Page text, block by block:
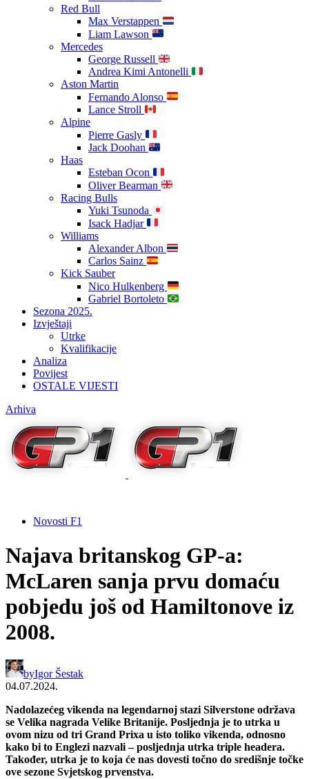
Red Bull
Max Verstappen
Liam Lawson
Mercedes
George Russell
Andrea Kimi Antonelli
Aston Martin
Fernando Alonso
Lance Stroll
Alpine
Pierre Gasly
Jack Doohan
Haas
Esteban Ocon
Oliver Bearman
Racing Bulls
Yuki Tsunoda
Isack Hadjar
Williams
Alexander Albon
Carlos Sainz
Kick Sauber
Nico Hulkenberg
Gabriel Bortoleto
Sezona 2025.
Izvještaji
Utrke
Kvalifikacije
Analiza
Povijest
OSTALE VIJESTI
Arhiva
Novosti F1
Najava britanskog GP-a:
McLaren sanja prvu domaću
pobjedu još od Hamiltonove iz
2008.
byIgor Šestak
04.07.2024.
Nadolazećeg vikenda na legendarnoj stazi Silverstone održava
se Velika nagrada Velike Britanije. Posljednja je to utrka u
ovom nizu od tri Grand Prixa u isto toliko vikenda, odnosno
kako bi to Englezi nazvali – posljednja utrka triple headera.
Također, utrka je to koja će nas dovesti točno do središnje točke
ove sezone Svjetskog prvenstva.